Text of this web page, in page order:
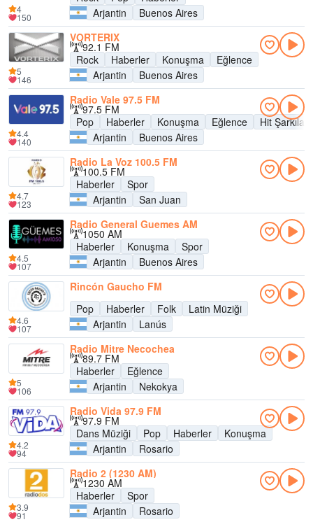
Arjantin
Buenos Aires
4
150
VORTERIX
92.1 FM
Rock
Haberler Konuşma
Eğlence
Arjantin
Buenos Aires
5
146
Radio Vale 97.5 FM
97.5 FM
Pop
Haberler Konuşma Eğlence
Hit Şarkılar
Arjantin
Buenos Aires
4.4
140
Radio La Voz 100.5 FM
100.5 FM
Haberler
Spor
Arjantin
San Juan
4.7
123
Radio General Guemes AM
1050 AM
Haberler
Konuşma
Spor
Arjantin
Buenos Aires
4.5
107
Rincón Gaucho FM
Pop
Haberler Folk
Latin Müziği
Arjantin
Lanús
4.6
107
Radio Mitre Necochea
89.7 FM
Haberler
Eğlence
Arjantin
Nekokya
5
106
Radio Vida 97.9 FM
97.9 FM
Dans Müziği
Pop Haberler
Konuşma
Arjantin
Rosario
4.2
94
Radio 2 (1230 AM)
1230 AM
Haberler
Spor
Arjantin
Rosario
3.9
91